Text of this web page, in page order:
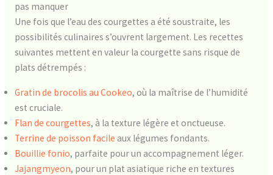
pas manquer
Une fois que l’eau des courgettes a été soustraite, les
possibilités culinaires s’ouvrent largement. Les recettes
suivantes mettent en valeur la courgette sans risque de
plats détrempés :
Gratin de brocolis au Cookeo, où la maîtrise de l’humidité
est cruciale.
Flan de courgettes, à la texture légère et onctueuse.
Terrine de poisson facile aux légumes fondants.
Bouillie fonio, parfaite pour un accompagnement léger.
Jajangmyeon, pour un plat asiatique riche en textures